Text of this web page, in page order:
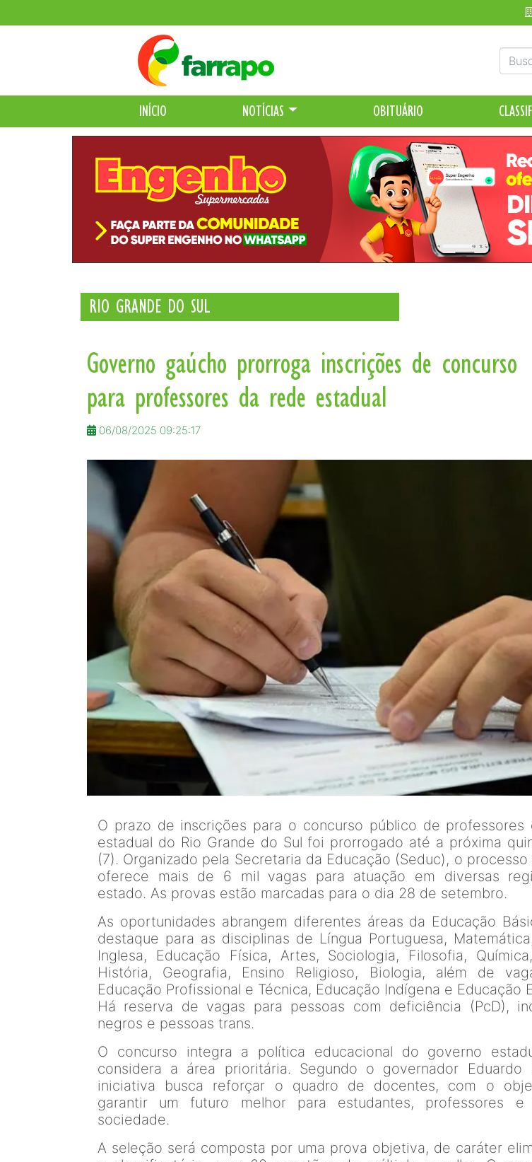
INÍCIO NOTÍCIAS OBITUÁRIO
RIO GRANDE DO SUL
Governo gaúcho prorroga inscrições de concurso
para professores da rede estadual
06/08/2025 09:25:17
O prazo de inscrições para o concurso público de professores
estadual do Rio Grande do Sul foi prorrogado até a próxima
(7). Organizado pela Secretaria da Educação (Seduc), o
oferece mais de 6 mil vagas para atuação em diversas
estado. As provas estão marcadas para o dia 28 de setembro.
As oportunidades abrangem diferentes áreas da Educação
destaque para as disciplinas de Língua Portuguesa,
Inglesa, Educação Física, Artes, Sociologia, Filosofia,
História, Geografia, Ensino Religioso, Biologia, além de
Educação Profissional e Técnica, Educação Indígena e Educação
Há reserva de vagas para pessoas com deficiência (PcD),
negros e pessoas trans.
O concurso integra a política educacional do governo
considera a área prioritária. Segundo o governador Eduardo
iniciativa busca reforçar o quadro de docentes, com o
garantir um futuro melhor para estudantes, professores
sociedade.
A seleção será composta por uma prova objetiva, de caráter